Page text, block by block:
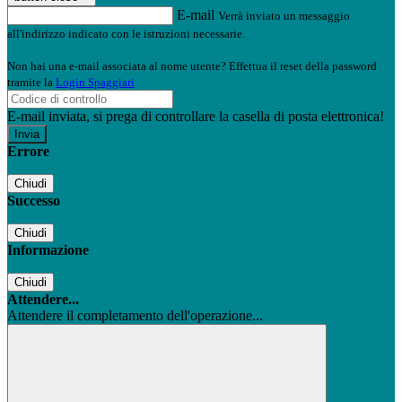
E-mail Verrà inviato un messaggio
all'indirizzo indicato con le istruzioni necessarie.
Non hai una e-mail associata al nome utente? Effettua il reset della password
tramite la Login Spaggiari
E-mail inviata, si prega di controllare la casella di posta elettronica!
Errore
Chiudi
Successo
Chiudi
Informazione
Chiudi
Attendere...
Attendere il completamento dell'operazione...